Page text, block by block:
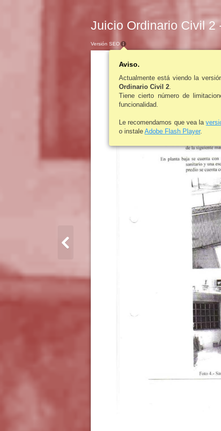
Juicio Ordinario Civil 2
Versión SEO
Aviso.
Actualmente está viendo la
Ordinario Civil 2
Tiene cierto número de
funcionalidad.
Le recomendamos que vea la
o instale Adobe Flash Player.